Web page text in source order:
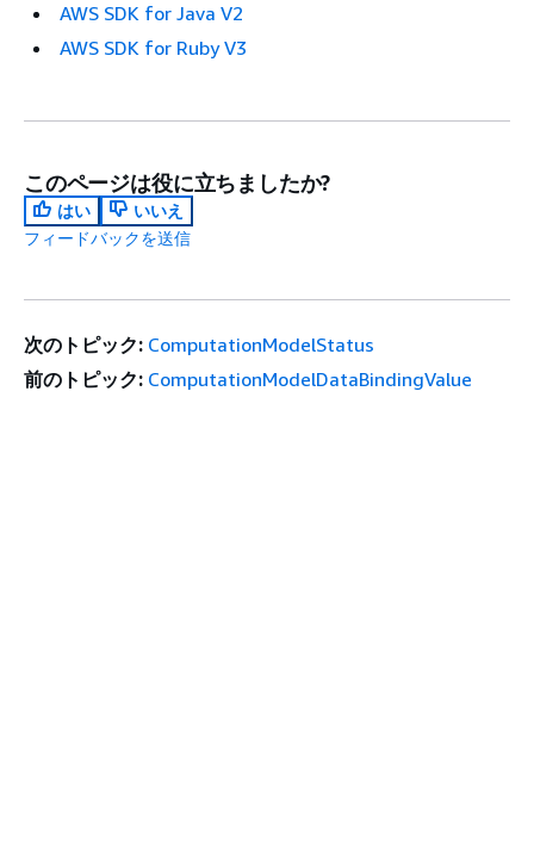
AWS SDK for Java V2
AWS SDK for Ruby V3
このページは役に立ちましたか?
はい
いいえ
フィードバックを送信
次のトピック: ComputationModelStatus
前のトピック: ComputationModelDataBindingValue